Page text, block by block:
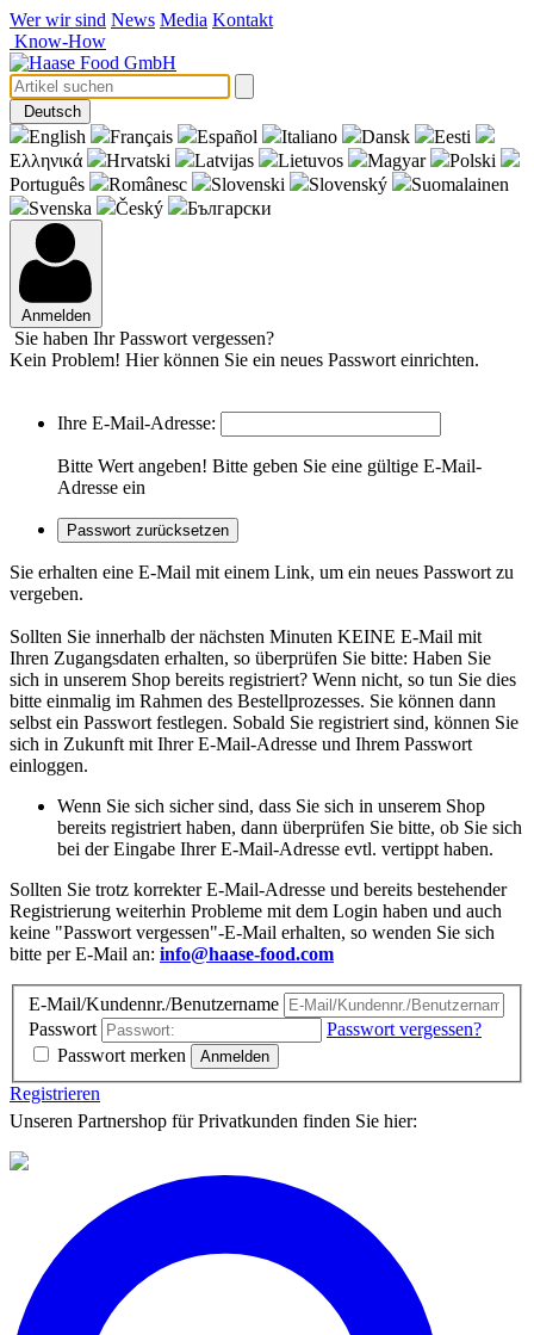
Wer wir sind News Media Kontakt
Know-How
Deutsch
English Français Español Italiano Dansk
Eesti
Eλληνικά
Hrvatski Latvijas Lietuvos Magyar
Polski
Português
Românesc Slovenski Slovenský
Suomalainen
Svenska
Český Български
Anmelden
Sie haben Ihr Passwort vergessen?
Kein Problem! Hier können Sie ein neues Passwort einrichten.
Ihre E-Mail-Adresse:
Bitte Wert angeben! Bitte geben Sie eine gültige E-Mail-
Adresse ein
Passwort zurücksetzen
Sie erhalten eine E-Mail mit einem Link, um ein neues Passwort zu
vergeben.
Sollten Sie innerhalb der nächsten Minuten KEINE E-Mail mit
Ihren Zugangsdaten erhalten, so überprüfen Sie bitte: Haben Sie
sich in unserem Shop bereits registriert? Wenn nicht, so tun Sie dies
bitte einmalig im Rahmen des Bestellprozesses. Sie können dann
selbst ein Passwort festlegen. Sobald Sie registriert sind, können Sie
sich in Zukunft mit Ihrer E-Mail-Adresse und Ihrem Passwort
einloggen.
Wenn Sie sich sicher sind, dass Sie sich in unserem Shop
bereits registriert haben, dann überprüfen Sie bitte, ob Sie sich
bei der Eingabe Ihrer E-Mail-Adresse evtl. vertippt haben.
Sollten Sie trotz korrekter E-Mail-Adresse und bereits bestehender
Registrierung weiterhin Probleme mit dem Login haben und auch
keine "Passwort vergessen"-E-Mail erhalten, so wenden Sie sich
bitte per E-Mail an: info@haase-food.com
E-Mail/Kundennr./Benutzername
Passwort
Passwort vergessen?
Passwort merken
Anmelden
Registrieren
Unseren Partnershop für Privatkunden finden Sie hier: